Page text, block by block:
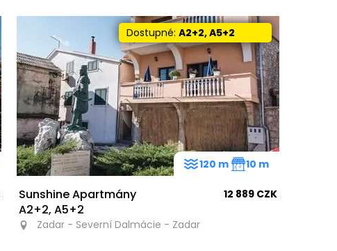
Dostupné:A2+2, A5+2
Sunshine Apartmány
A2+2, A5+2
12 889 CZK
Zadar - Severní Dalmácie - Zadar
120 m 10 m